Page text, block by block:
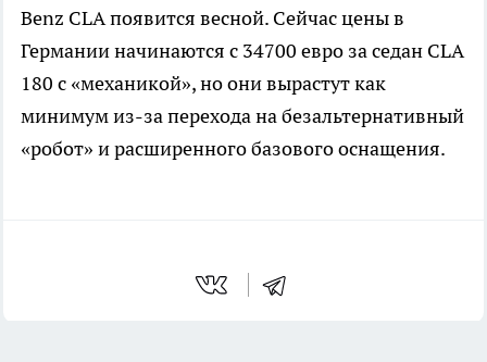
Benz CLA появится весной. Сейчас цены в
Германии начинаются с 34700 евро за седан CLA
180 с «механикой», но они вырастут как
минимум из-за перехода на безальтернативный
«робот» и расширенного базового оснащения.